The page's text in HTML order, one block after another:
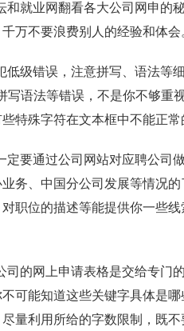
和就业网翻看各大公司网申的
万不要浪费别人的经验和体会
低级错误，注意拼写、语法等
写语法等错误，不是你不够
特殊字符在文本框中不能正
定要通过公司网站对应聘公司
务、中国分公司发展等情况
职位的描述等能提供你一些
司的网上申请表格是交给专门
可能知道这些关键字具体是
量利用所给的字数限制，既